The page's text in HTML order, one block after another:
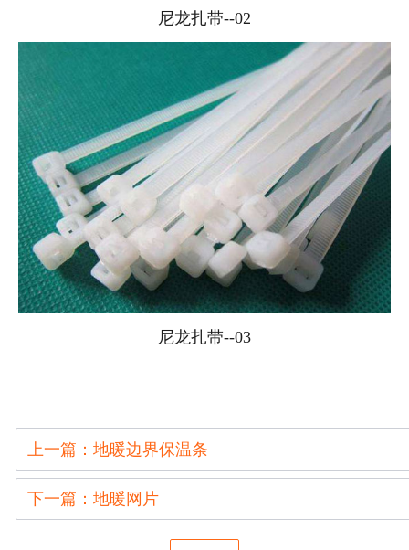
尼龙扎带--02
尼龙扎带--03
上一篇：地暖边界保温条
下一篇：地暖网片